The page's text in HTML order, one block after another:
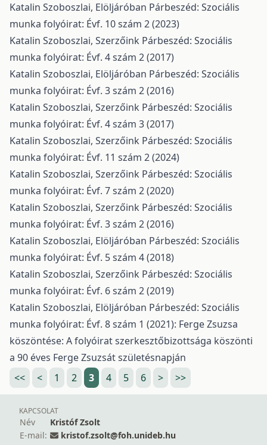
Katalin Szoboszlai, Elöljáróban Párbeszéd: Szociális
munka folyóirat: Évf. 10 szám 2 (2023)
Katalin Szoboszlai, Szerzőink Párbeszéd: Szociális
munka folyóirat: Évf. 4 szám 2 (2017)
Katalin Szoboszlai, Elöljáróban Párbeszéd: Szociális
munka folyóirat: Évf. 3 szám 2 (2016)
Katalin Szoboszlai, Szerzőink Párbeszéd: Szociális
munka folyóirat: Évf. 4 szám 3 (2017)
Katalin Szoboszlai, Szerzőink Párbeszéd: Szociális
munka folyóirat: Évf. 11 szám 2 (2024)
Katalin Szoboszlai, Szerzőink Párbeszéd: Szociális
munka folyóirat: Évf. 7 szám 2 (2020)
Katalin Szoboszlai, Szerzőink Párbeszéd: Szociális
munka folyóirat: Évf. 3 szám 2 (2016)
Katalin Szoboszlai, Elöljáróban Párbeszéd: Szociális
munka folyóirat: Évf. 5 szám 4 (2018)
Katalin Szoboszlai, Szerzőink Párbeszéd: Szociális
munka folyóirat: Évf. 6 szám 2 (2019)
Katalin Szoboszlai, Elöljáróban Párbeszéd: Szociális
munka folyóirat: Évf. 8 szám 1 (2021): Ferge Zsuzsa
köszöntése: A folyóirat szerkesztőbizottsága köszönti
a 90 éves Ferge Zsuzsát születésnapján
<<
< 1 2 3 4 5 6 > >>
KAPCSOLAT
Név
Kristóf Zsolt
E-mail:
kristof.zsolt@foh.unideb.hu